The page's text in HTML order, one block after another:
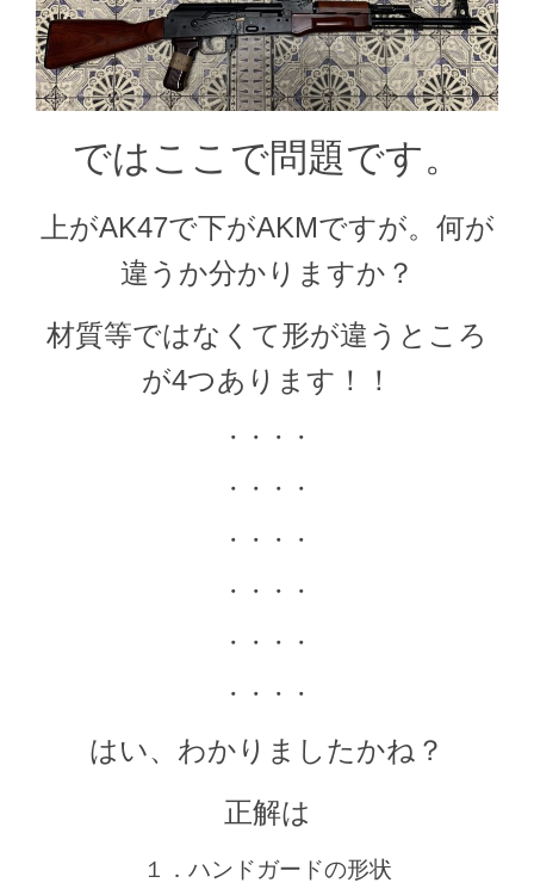
ではここで問題です。
上がAK47で下がAKMですが。何が
違うか分かりますか？
材質等ではなくて形が違うところ
が4つあります！！
・・・・
・・・・
・・・・
・・・・
・・・・
・・・・
はい、わかりましたかね？
正解は
１．ハンドガードの形状